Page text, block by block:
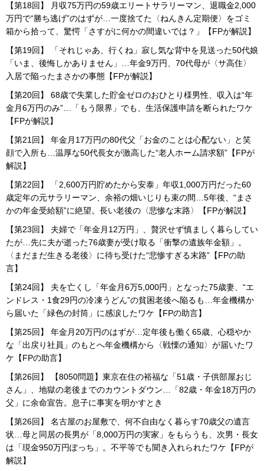
【第18回】 月収75万円の59歳エリートサラリーマン、退職金2,000
万円で“勝ち逃げ”のはずが…一度捨てた〈ねんきん定期便〉をゴミ
箱から拾って、驚愕「さすがに何かの間違いでは？」【FPが解説】
【第19回】 「それじゃあ、行くね」寂し気な背中を見送った50代娘
「いま、後悔しかありません」…年金9万円、70代母が〈サ高住〉
入居で陥ったまさかの事態【FPが解説】
【第20回】 68歳で失業した貯金ゼロのおひとり様男性、収入は“年
金月6万円のみ”…「もう限界」でも、生活保護申請を断られたワケ
【FPが解説】
【第21回】 年金月17万円の80代父「お金のことは心配ない」と笑
顔で入所も…温厚な50代長女が激高した“老人ホーム請求額”【FPが
解説】
【第22回】 「2,600万円貯めたから安泰」年収1,000万円だった60
歳定年の元サラリーマン、余裕の畑いじりも束の間…5年後、“まさ
かの年金受給額”に絶望。長い老後の〈悲惨な末路〉【FPが解説】
【第23回】 夫婦で「年金月12万円」、贅沢せず慎ましく暮らしてい
たが…先に夫が逝った76歳妻が受け取る「衝撃の遺族年金額」。
〈まだまだ生きる老後〉に待ち受けた“悲惨すぎる末路”【FPの助
言】
【第24回】 夫を亡くし「年金月6万5,000円」となった75歳妻、“エ
ンドレス・1食29円の冷凍うどん”の貧困老後へ陥るも…年金機構か
ら届いた「緑色の封筒」に感涙したワケ【FPの助言】
【第25回】 年金月20万円のはずが…定年後も働く65歳、心穏やか
な「出戻り社員」のもとへ年金機構から〈戦慄の通知〉が届いたワ
ケ【FPの助言】
【第26回】 【8050問題】東京在住の裕福な「51歳・子供部屋おじ
さん」、地獄の老後までのカウントダウン…「82歳・年金18万円の
父」に余命宣告。息子に事実を明かすとき
【第26回】 名古屋のお屋敷で、何不自由なく暮らす70歳父の遺言
状…母と同居の長男が「8,000万円の実家」をもらうも、次男・長女
は「現金950万円ぽっち」。不平等でも聞き入れられたワケ【FPが
解説】